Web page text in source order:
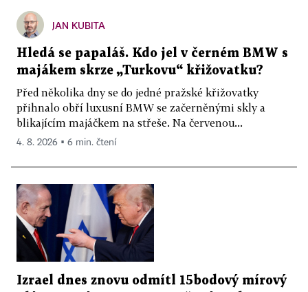
JAN KUBITA
Hledá se papaláš. Kdo jel v černém BMW s
majákem skrze „Turkovu“ křižovatku?
Před několika dny se do jedné pražské křižovatky
přihnalo obří luxusní BMW se začerněnými skly a
blikajícím majáčkem na střeše. Na červenou...
4. 8. 2026 ▪ 6 min. čtení
Izrael dnes znovu odmítl 15bodový mírový